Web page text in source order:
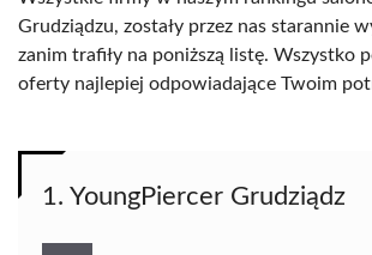
Grudziądzu, zostały przez nas starannie
zanim trafiły na poniższą listę. Wszystko
oferty najlepiej odpowiadające Twoim
1. YoungPiercer Grudziądz